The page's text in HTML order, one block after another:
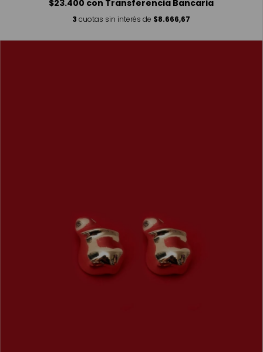
$23.400 con Transferencia Bancaria
3 cuotas sin interés de $8.666,67